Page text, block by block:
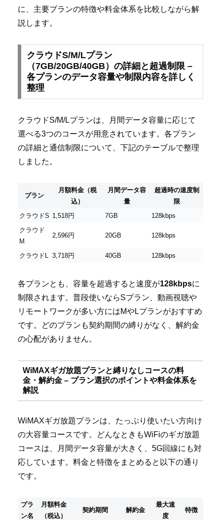
に、主要プランの特徴や料金体系を比較しながら解
説します。
クラウドS/M/Lプラン
（7GB/20GB/40GB）の詳細と超過制限 –
各プランのデータ容量や制限内容を詳しく
整理
クラウドS/M/Lプランは、月間データ容量に応じて
選べる3つのコースが用意されています。各プラン
の詳細と通信制限について、下記のテーブルで整理
しました。
プラン
月額料金（税
込）
月間データ容
量
超過時の速度制
限
クラウドS 1,518円 7GB
128kbps
クラウド
M
2,596円 20GB 128kbps
クラウドL 3,718円 40GB 128kbps
各プランとも、容量を超過すると速度が128kbpsに
制限されます。普段使いならSプラン、動画視聴や
リモートワークが多い方にはMやLプランがおすすめ
です。どのプランも契約期間の縛りがなく、解約金
の心配がありません。
WiMAXギガ放題プランと縛りなしコースの料
金・解約金 – プラン選択のポイントや料金体系を
解説
WiMAXギガ放題プランは、たっぷり使いたい方向け
の大容量コースです。どんなときもWiFiのギガ放題
コースは、月間データ容量が大きく、5G回線にも対
応しています。料金と特徴をまとめると以下の通り
です。
プラ
ン名
月額料金
（税込）
契約期間 解約金
最大速
度
特徴